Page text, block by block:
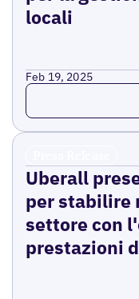
locali
Feb 19, 2025
Read more
Uberall
per stabilire
settore con
prestazioni